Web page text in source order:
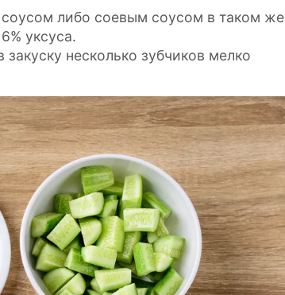
либо соевым соусом в таком же
уксуса.
несколько зубчиков мелко